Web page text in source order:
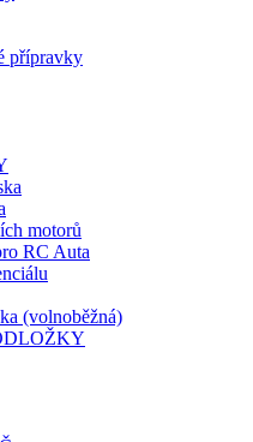
přípravky
motorů
RC Auta
(volnoběžná)